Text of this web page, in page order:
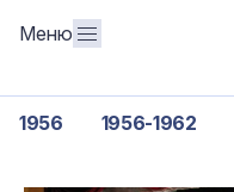
Меню
1956 1956-1962